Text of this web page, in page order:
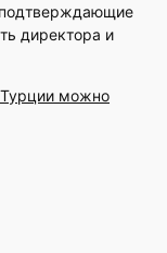
директора и
Турции можно